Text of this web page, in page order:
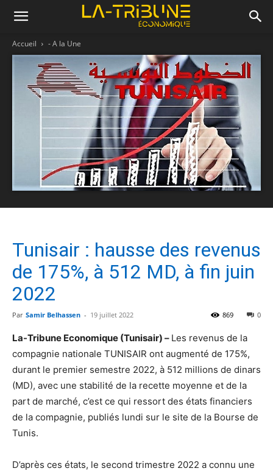
Accueil - A la Une
Tunisair : hausse des revenus
de 175%, à 512 MD, à fin juin
2022
Par Samir Belhassen - 19 juillet 2022 0
869
La-Tribune Economique (Tunisair) – Les revenus de la
compagnie nationale TUNISAIR ont augmenté de 175%,
durant le premier semestre 2022, à 512 millions de dinars
(MD), avec une stabilité de la recette moyenne et de la
part de marché, c’est ce qui ressort des états financiers
de la compagnie, publiés lundi sur le site de la Bourse de
Tunis.
D’après ces états, le second trimestre 2022 a connu une